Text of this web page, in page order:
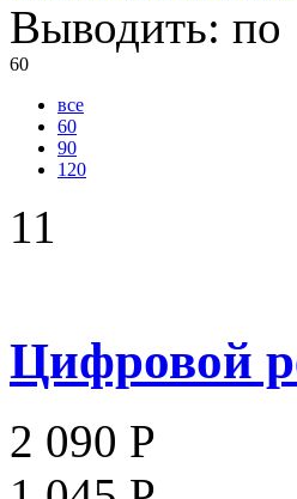
Выводить: по
60
все
60
90
120
11
Цифровой
2 090 Р